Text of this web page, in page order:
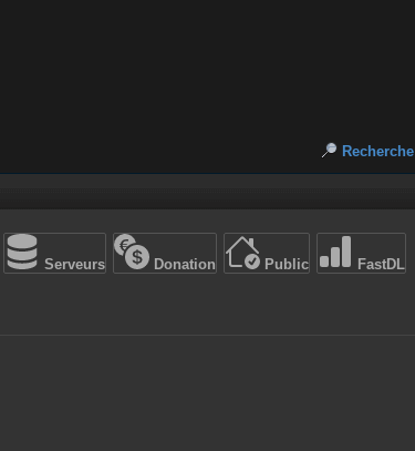
Recherche
Serveurs Donation Public FastDL